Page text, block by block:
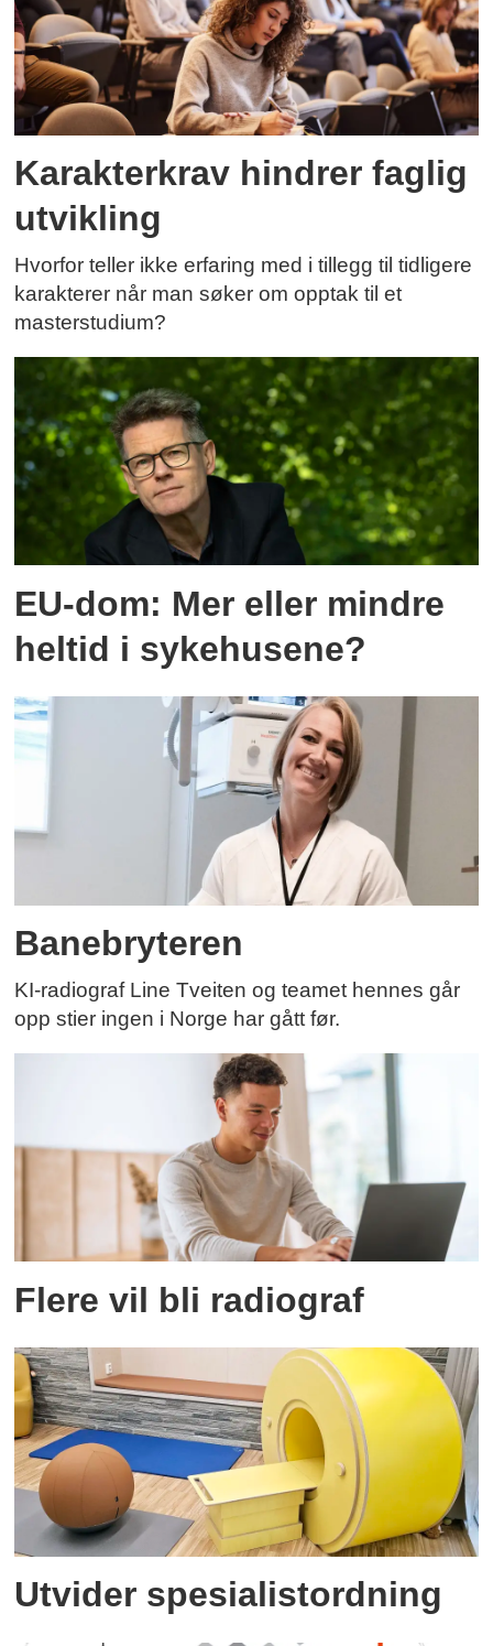
Karakterkrav hindrer faglig
utvikling
Hvorfor teller ikke erfaring med i tillegg til tidligere
karakterer når man søker om opptak til et
masterstudium?
EU-dom: Mer eller mindre
heltid i sykehusene?
Banebryteren
KI-radiograf Line Tveiten og teamet hennes går
opp stier ingen i Norge har gått før.
Flere vil bli radiograf
Utvider spesialistordning